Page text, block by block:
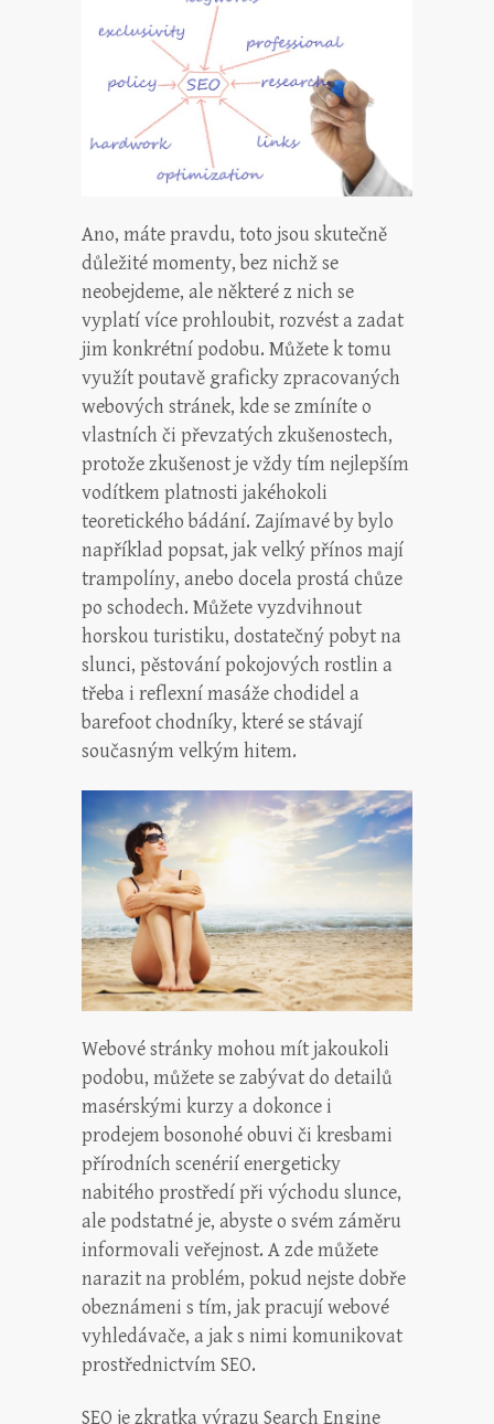
Ano, máte pravdu, toto jsou skutečně
důležité momenty, bez nichž se
neobejdeme, ale některé z nich se
vyplatí více prohloubit, rozvést a zadat
jim konkrétní podobu. Můžete k tomu
využít poutavě graficky zpracovaných
webových stránek, kde se zmíníte o
vlastních či převzatých zkušenostech,
protože zkušenost je vždy tím nejlepším
vodítkem platnosti jakéhokoli
teoretického bádání. Zajímavé by bylo
například popsat, jak velký přínos mají
trampolíny, anebo docela prostá chůze
po schodech. Můžete vyzdvihnout
horskou turistiku, dostatečný pobyt na
slunci, pěstování pokojových rostlin a
třeba i reflexní masáže chodidel a
barefoot chodníky, které se stávají
současným velkým hitem.
Webové stránky mohou mít jakoukoli
podobu, můžete se zabývat do detailů
masérskými kurzy a dokonce i
prodejem bosonohé obuvi či kresbami
přírodních scenérií energeticky
nabitého prostředí při východu slunce,
ale podstatné je, abyste o svém záměru
informovali veřejnost. A zde můžete
narazit na problém, pokud nejste dobře
obeznámeni s tím, jak pracují webové
vyhledávače, a jak s nimi komunikovat
prostřednictvím SEO.
SEO je zkratka výrazu Search Engine